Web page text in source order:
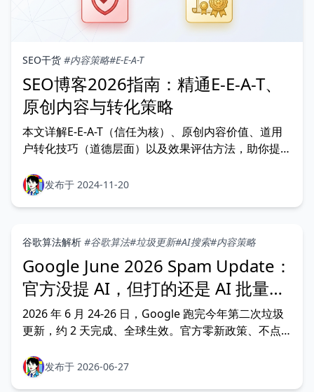
SEO干货 #内容策略#E-E-A-T
SEO博客2026指南：精通E-E-A-T、
原创内容与转化策略
本文详解E-E-A-T（信任为核）、原创内容价值、道用
户转化技巧（道德层面）以及效果评估方法，助你提升
发布于 2024-11-20
谷歌算法解析 #谷歌算法#垃圾更新#AI搜索#内容策略
Google June 2026 Spam Update：
官方没提 AI，但打的还是 AI 批量内
容
2026 年 6 月 24-26 日，Google 跑完今年第二次垃圾
更新，约 2 天完成、全球生效。官方零新政策、不点
等各家观察，拆开三条被混淆的时间线，给出翼果判
断：它打的还是 2024 年以来那条反 AI 批量内容主
发布于 2026-06-27